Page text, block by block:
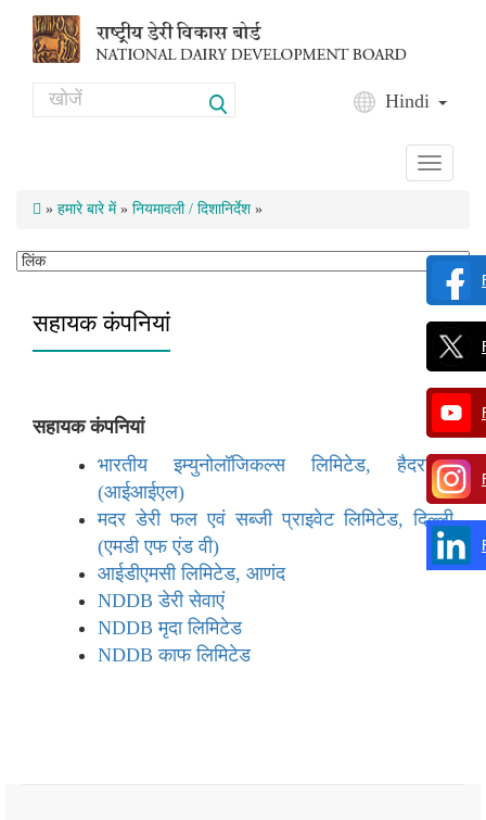
Search Hindi
Toggle
» हमारे बारे में» नियमावली / दिशानिर्देश»
सहायक कंपनियां
सहायक कंपनियां
भारतीय इम्युनोलॉजिकल्स लिमिटेड, हैदराबाद
(आईआईएल)
मदर डेरी फल एवं सब्जी प्राइवेट लिमिटेड, दिल्ली
(एमडी एफ एंड वी)
आईडीएमसी लिमिटेड, आणंद
NDDBडेरीसेवाएं
NDDB मृदा लिमिटेड
NDDB काफ लिमिटेड